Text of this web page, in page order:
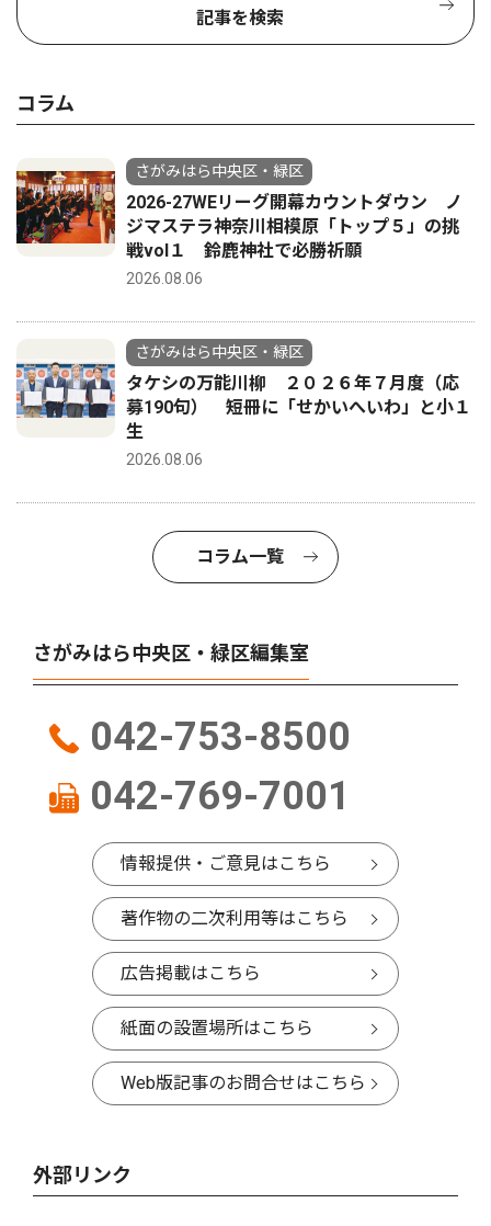
記事を検索
コラム
さがみはら中央区・緑区
2026-27WEリーグ開幕カウントダウン ノ
ジマステラ神奈川相模原「トップ５」の挑
戦vol１ 鈴鹿神社で必勝祈願
2026.08.06
さがみはら中央区・緑区
タケシの万能川柳 ２０２６年７月度（応
募190句） 短冊に「せかいへいわ」と小１
生
2026.08.06
コラム一覧
さがみはら中央区・緑区編集室
042-753-8500
042-769-7001
情報提供・ご意見はこちら
著作物の二次利用等はこちら
広告掲載はこちら
紙面の設置場所はこちら
Web版記事のお問合せはこちら
外部リンク